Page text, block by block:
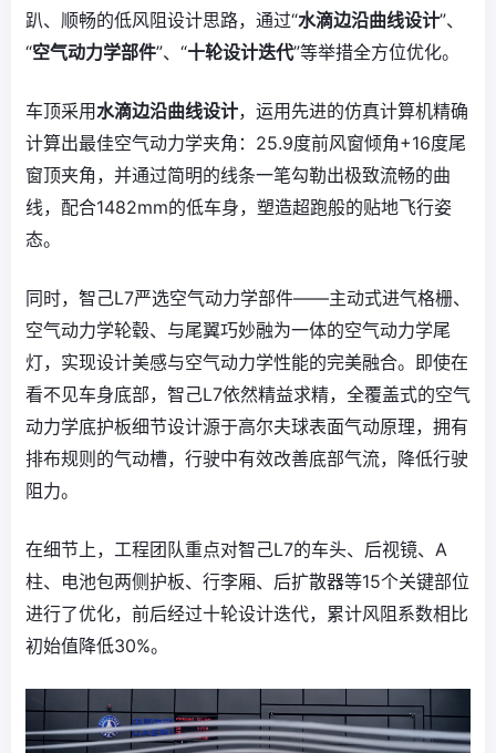
趴、顺畅的低风阻设计思路，通过“水滴边沿曲线设计”、
“空气动力学部件”、“十轮设计迭代”等举措全方位优化。
车顶采用水滴边沿曲线设计，运用先进的仿真计算机精确
计算出最佳空气动力学夹角：25.9度前风窗倾角+16度尾
窗顶夹角，并通过简明的线条一笔勾勒出极致流畅的曲
线，配合1482mm的低车身，塑造超跑般的贴地飞行姿
态。
同时，智己L7严选空气动力学部件——主动式进气格栅、
空气动力学轮毂、与尾翼巧妙融为一体的空气动力学尾
灯，实现设计美感与空气动力学性能的完美融合。即使在
看不见车身底部，智己L7依然精益求精，全覆盖式的空气
动力学底护板细节设计源于高尔夫球表面气动原理，拥有
排布规则的气动槽，行驶中有效改善底部气流，降低行驶
阻力。
在细节上，工程团队重点对智己L7的车头、后视镜、A
柱、电池包两侧护板、行李厢、后扩散器等15个关键部位
进行了优化，前后经过十轮设计迭代，累计风阻系数相比
初始值降低30%。